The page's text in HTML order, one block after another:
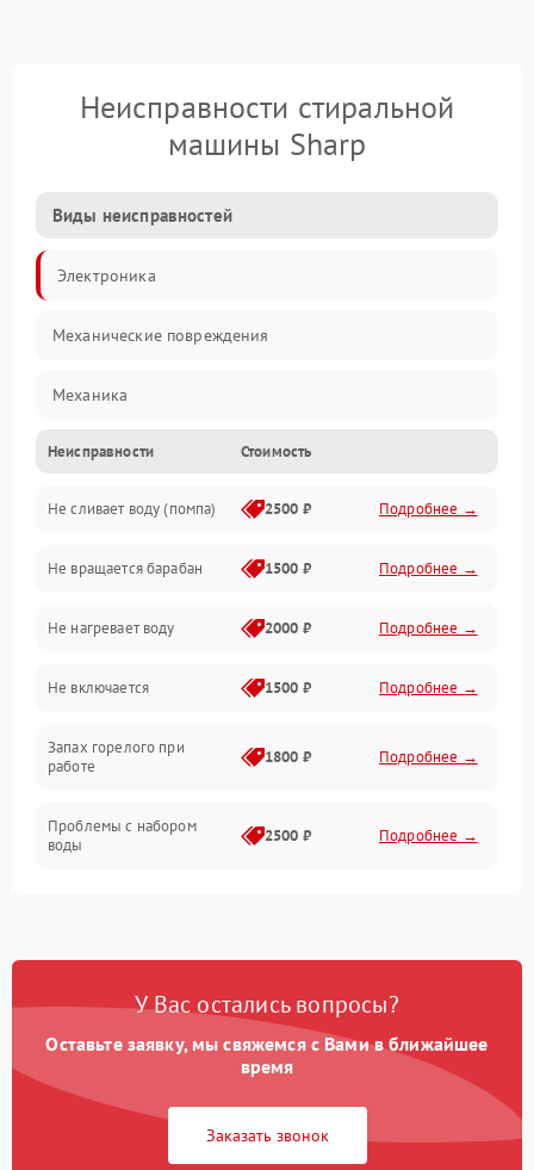
Неисправности стиральной
машины Sharp
Виды неисправностей
Электроника
Механические повреждения
Механика
Электропитание
Водоснабжение
Слив
Программное обеспечение
Неисправности Стоимость
Не сливает воду (помпа) 2500 ₽ Подробнее →
Не вращается барабан 1500 ₽ Подробнее →
Не нагревает воду 2000 ₽ Подробнее →
Не включается 1500 ₽ Подробнее →
Запах горелого при
работе
1800 ₽ Подробнее →
Проблемы с набором
воды
2500 ₽ Подробнее →
Замена платы управления 2200 ₽ Подробнее →
У Вас остались вопросы?
Оставьте заявку, мы свяжемся с Вами в ближайшее
время
Заказать звонок